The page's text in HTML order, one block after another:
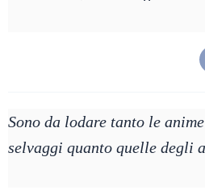
Sono da lodare tanto le
selvaggi quanto quelle degli